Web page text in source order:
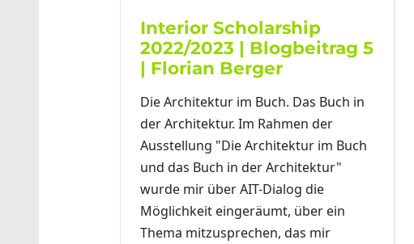
Interior Scholarship
2022/2023 | Blogbeitrag 5
| Florian Berger
Die Architektur im Buch. Das Buch in
der Architektur. Im Rahmen der
Ausstellung "Die Architektur im Buch
und das Buch in der Architektur"
wurde mir über AIT-Dialog die
Möglichkeit eingeräumt, über ein
Thema mitzusprechen, das mir